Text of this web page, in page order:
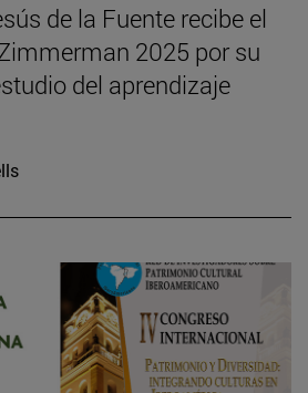
de la Fuente recibe el
2025 por su
del aprendizaje